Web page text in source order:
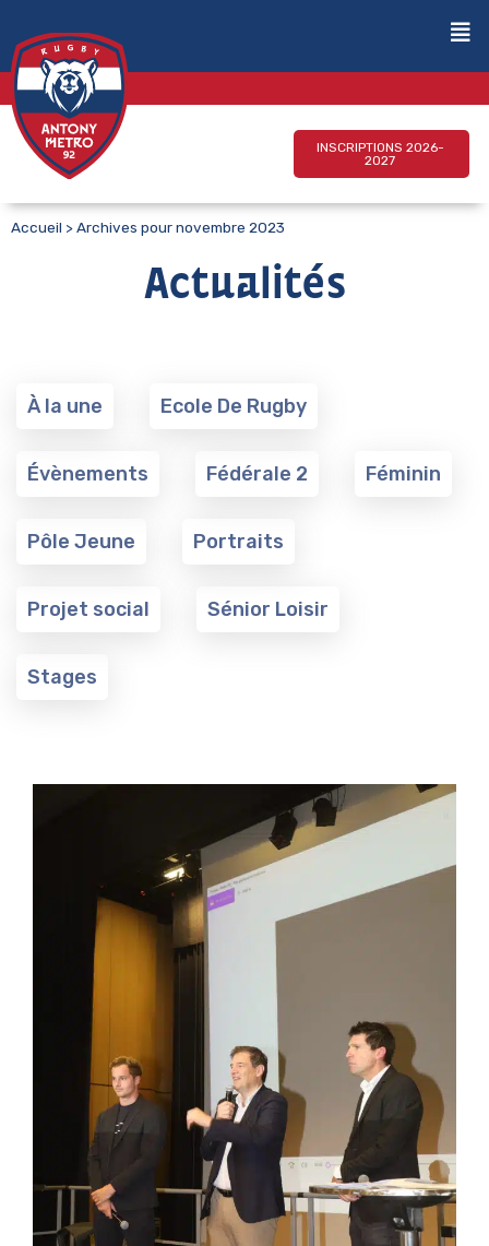
INSCRIPTIONS 2026-
2027
Accueil >Archives pour novembre 2023
Actualités
À la une Ecole De Rugby
Évènements Fédérale 2 Féminin
Pôle Jeune Portraits
Projet social Sénior Loisir
Stages